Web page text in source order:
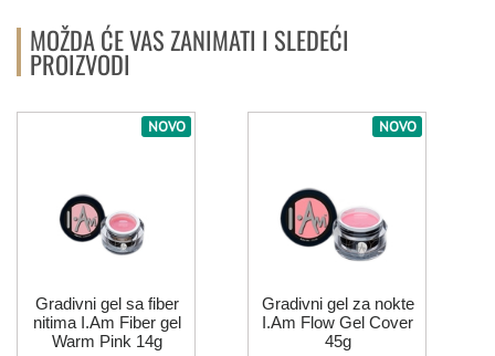
MOŽDA ĆE VAS ZANIMATI I SLEDEĆI
PROIZVODI
NOVO
Gradivni gel sa fiber
nitima I.Am Fiber gel
Warm Pink 14g
NOVO
Gradivni gel za nokte
I.Am Flow Gel Cover
45g